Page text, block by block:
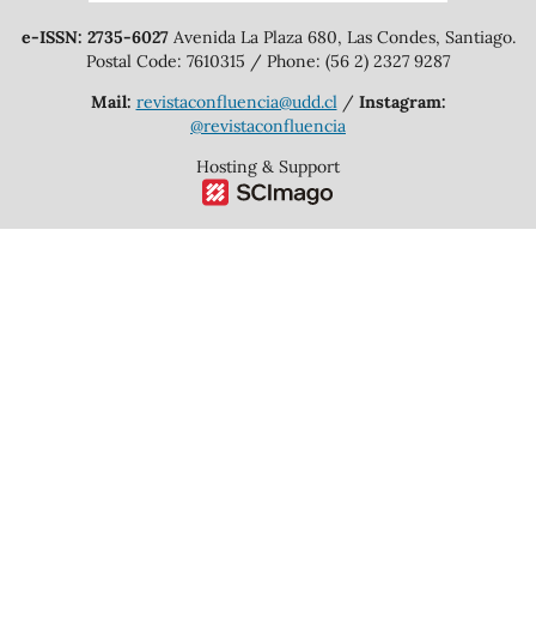
e-ISSN: 2735-6027Avenida La Plaza 680, Las Condes, Santiago.
Postal Code: 7610315 / Phone: (56 2) 2327 9287
Mail: revistaconfluencia@udd.cl/ Instagram:
@revistaconfluencia
Hosting & Support